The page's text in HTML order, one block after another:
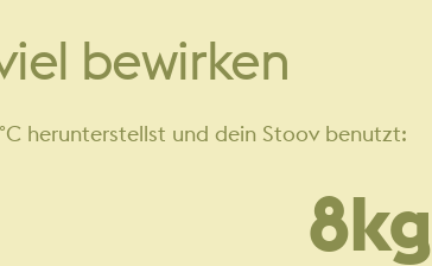
bewirken
herunterstellst und dein Stoov benutzt:
8 kg